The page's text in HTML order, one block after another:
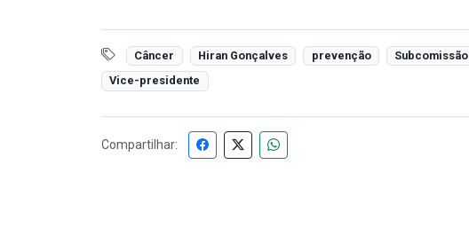
Câncer Hiran Gonçalves prevenção Subcomissão
Vice-presidente
Compartilhar: